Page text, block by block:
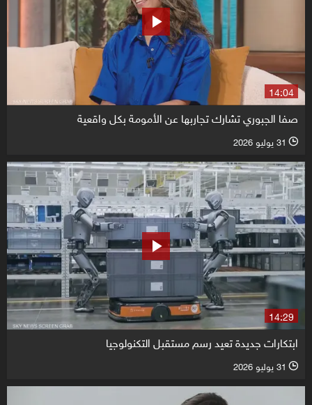
14:04
صفا الجبوري تشارك تجاربها عن الأمومة بكل واقعية
l 31 يوليو 2026
14:29
ابتكارات جديدة تعيد رسم مستقبل التكنولوجيا
l 31 يوليو 2026